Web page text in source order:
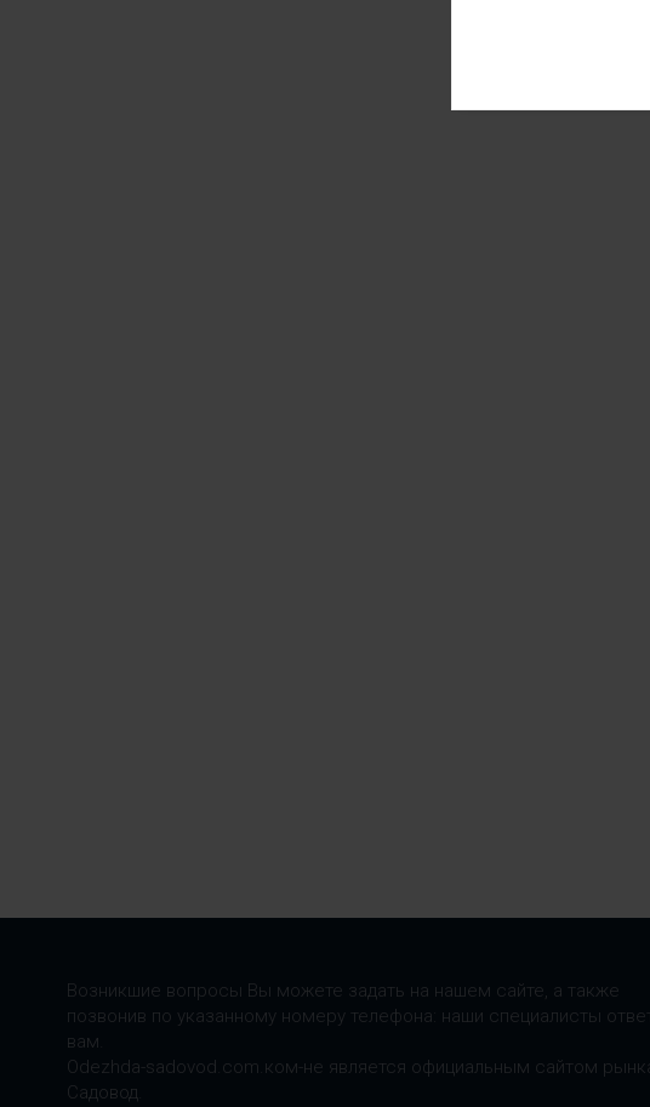
Возникшие вопросы Вы можете задать на нашем сайте, а также
позвонив по указанному номеру телефона: наши специалисты
вам.
Odezhda-sadovod.com.ком-не является официальным сайтом
Садовод.